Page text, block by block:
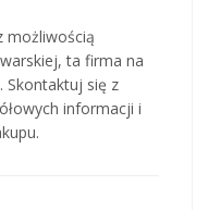
możliwością
ta firma na
Skontaktuj się z
informacji i